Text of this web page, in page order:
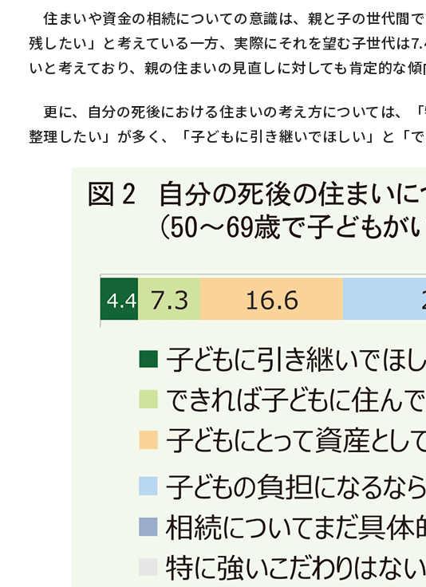
住まいや資金の相続についての意識は、親と子の世代間
残したい」と考えている一方、実際にそれを望む子世代は
いと考えており、親の住まいの見直しに対しても肯定的な傾
更に、自分の死後における住まいの考え方については、
整理したい」が多く、「子どもに引き継いでほしい」と「